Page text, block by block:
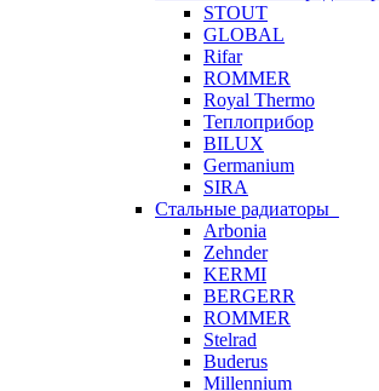
STOUT
GLOBAL
Rifar
ROMMER
Royal Thermo
Теплоприбор
BILUX
Germanium
SIRA
Стальные радиаторы
Arbonia
Zehnder
KERMI
BERGERR
ROMMER
Stelrad
Buderus
Millennium